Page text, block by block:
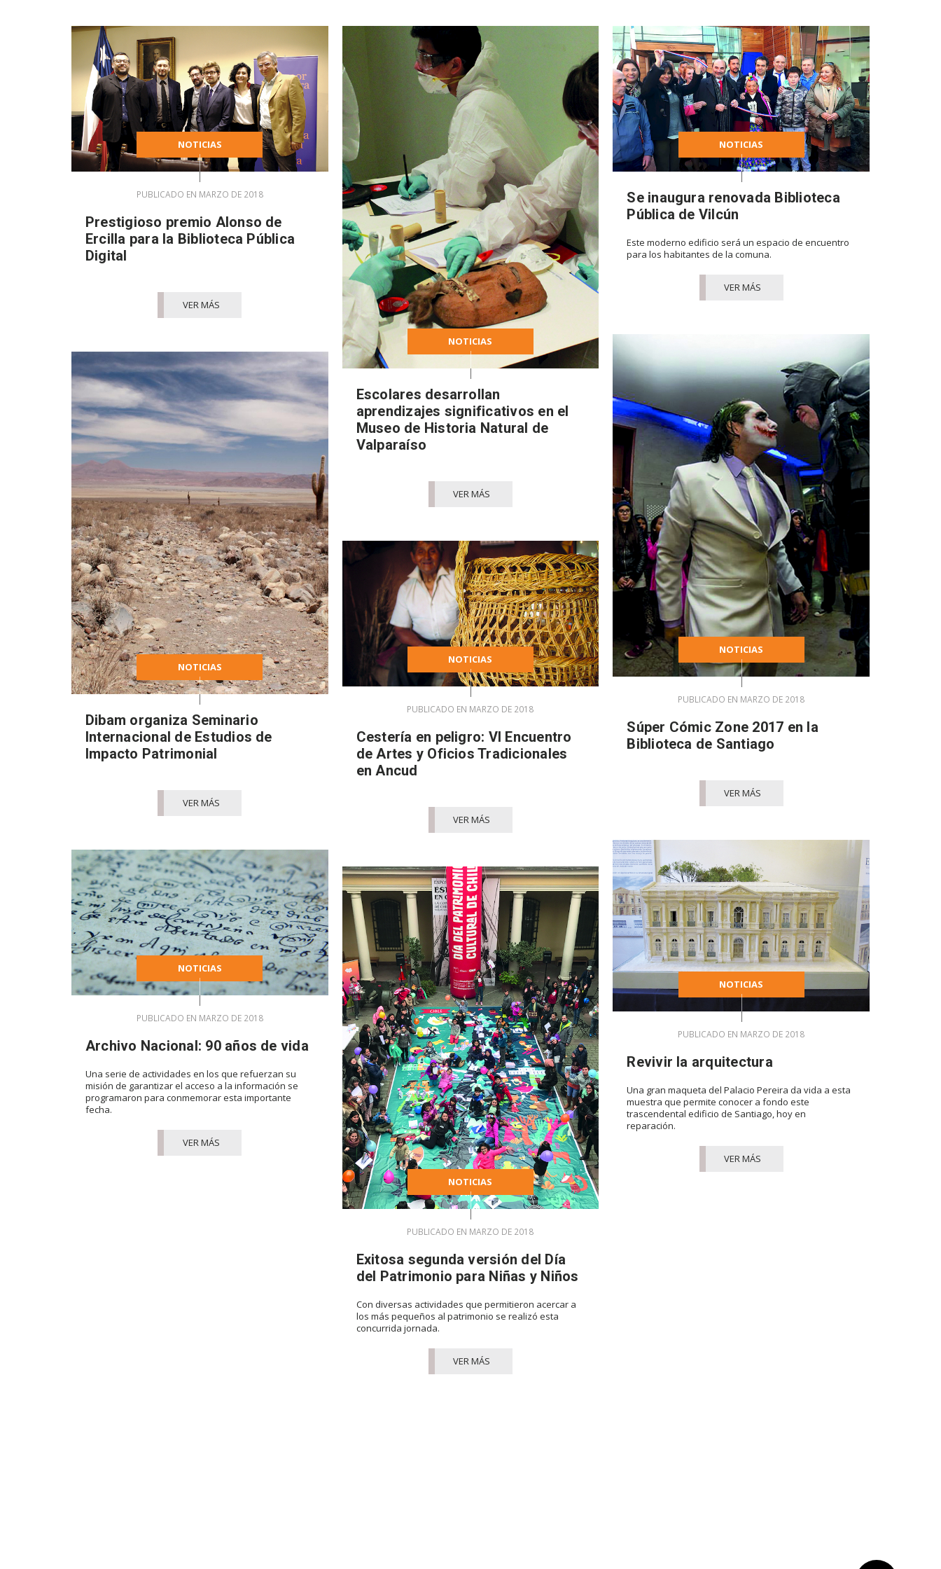
NOTICIAS
PUBLICADO EN MARZO DE 2018
Prestigioso premio Alonso de
Ercilla para la Biblioteca Pública
Digital
VER MÁS
NOTICIAS
Escolares desarrollan
aprendizajes significativos en el
Museo de Historia Natural de
Valparaíso
VER MÁS
NOTICIAS
Se inaugura renovada Biblioteca
Pública de Vilcún
Este moderno edificio será un espacio de encuentro
para los habitantes de la comuna.
VER MÁS
NOTICIAS
Dibam organiza Seminario
Internacional de Estudios de
Impacto Patrimonial
VER MÁS
NOTICIAS
PUBLICADO EN MARZO DE 2018
Cestería en peligro: VI Encuentro
de Artes y Oficios Tradicionales
en Ancud
VER MÁS
NOTICIAS
PUBLICADO EN MARZO DE 2018
Súper Cómic Zone 2017 en la
Biblioteca de Santiago
VER MÁS
NOTICIAS
PUBLICADO EN MARZO DE 2018
Archivo Nacional: 90 años de vida
Una serie de actividades en los que refuerzan su
misión de garantizar el acceso a la información se
programaron para conmemorar esta importante
fecha.
VER MÁS
NOTICIAS
PUBLICADO EN MARZO DE 2018
Exitosa segunda versión del Día
del Patrimonio para Niñas y Niños
Con diversas actividades que permitieron acercar a
los más pequeños al patrimonio se realizó esta
concurrida jornada.
VER MÁS
NOTICIAS
PUBLICADO EN MARZO DE 2018
Revivir la arquitectura
Una gran maqueta del Palacio Pereira da vida a esta
muestra que permite conocer a fondo este
trascendental edificio de Santiago, hoy en
reparación.
VER MÁS